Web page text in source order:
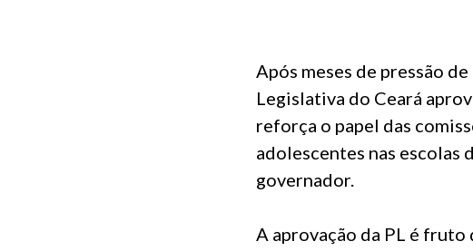
Após meses de pressão
Legislativa do Ceará
reforça o papel das
adolescentes nas escolas
governador.
A aprovação da PL é